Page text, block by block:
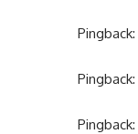
Pingback:
Pingback:
Pingback: